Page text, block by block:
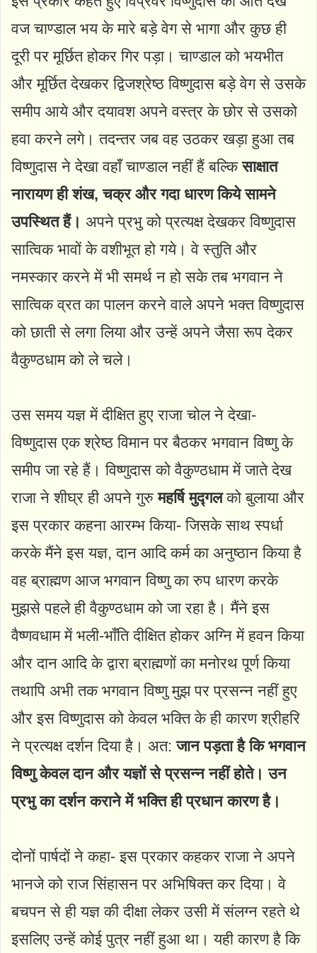
वज चाण्डाल भय के मारे बड़े वेग से भागा और कुछ ही
दूरी पर मूर्छित होकर गिर पड़ा। चाण्डाल को भयभीत
और मूर्छित देखकर द्विजश्रेष्ठ विष्णुदास बड़े वेग से उसके
समीप आये और दयावश अपने वस्त्र के छोर से उसको
हवा करने लगे। तदन्तर जब वह उठकर खड़ा हुआ तब
विष्णुदास ने देखा वहाँ चाण्डाल नहीं हैं बल्किसाक्षात
नारायण ही शंख, चक्र और गदा धारण किये सामने
उपस्थित हैं। अपने प्रभु को प्रत्यक्ष देखकर विष्णुदास
सात्विक भावों के वशीभूत हो गये। वे स्तुति और
नमस्कार करने में भी समर्थ न हो सके तब भगवान ने
सात्विक व्रत का पालन करने वाले अपने भक्त विष्णुदास
को छाती से लगा लिया और उन्हें अपने जैसा रूप देकर
वैकुण्ठधाम को ले चले।
उस समय यज्ञ में दीक्षित हुए राजा चोल ने देखा-
विष्णुदास एक श्रेष्ठ विमान पर बैठकर भगवान विष्णु के
समीप जा रहे हैं। विष्णुदास को वैकुण्ठधाम में जाते देख
राजा ने शीघ्र ही अपने गुरुमहर्षि मुद्गलको बुलाया और
इस प्रकार कहना आरम्भ किया- जिसके साथ स्पर्धा
करके मैंने इस यज्ञ, दान आदि कर्म का अनुष्ठान किया है
वह ब्राह्मण आज भगवान विष्णु का रुप धारण करके
मुझसे पहले ही वैकुण्ठधाम को जा रहा है। मैंने इस
वैष्णवधाम में भली-भाँति दीक्षित होकर अग्नि में हवन किया
और दान आदि के द्वारा ब्राह्मणों का मनोरथ पूर्ण किया
तथापि अभी तक भगवान विष्णु मुझ पर प्रसन्न नहीं हुए
और इस विष्णुदास को केवल भक्ति के ही कारण श्रीहरि
ने प्रत्यक्ष दर्शन दिया है। अत:जान पड़ता है कि भगवान
विष्णु केवल दान और यज्ञों से प्रसन्न नहीं होते। उन
प्रभु का दर्शन कराने में भक्ति ही प्रधान कारण है।
दोनों पार्षदों ने कहा- इस प्रकार कहकर राजा ने अपने
भानजे को राज सिंहासन पर अभिषिक्त कर दिया। वे
बचपन से ही यज्ञ की दीक्षा लेकर उसी में संलग्न रहते थे
इसलिए उन्हें कोई पुत्र नहीं हुआ था। यही कारण है कि